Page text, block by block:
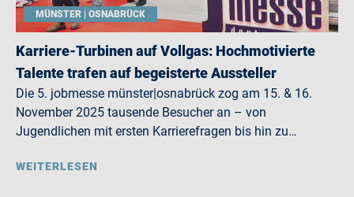
MÜNSTER | OSNABRÜCK
Karriere-Turbinen auf Vollgas: Hochmotivierte
Talente trafen auf begeisterte Aussteller
Die 5. jobmesse münster|osnabrück zog am 15. & 16.
November 2025 tausende Besucher an – von
Jugendlichen mit ersten Karrierefragen bis hin zu…
WEITERLESEN